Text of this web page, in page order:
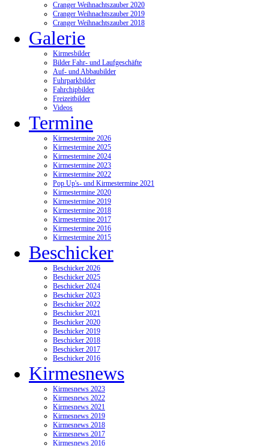
Cranger Weihnachtszauber 2020
Cranger Weihnachtszauber 2019
Cranger Weihnachtszauber 2018
Galerie
Kirmesbilder
Bilder Fahr- und Laufgeschäfte
Auf- und Abbaubilder
Fuhrparkbilder
Fahrchipbilder
Freizeitbilder
Videos
Termine
Kirmestermine 2026
Kirmestermine 2025
Kirmestermine 2024
Kirmestermine 2023
Kirmestermine 2022
Pop Up's- und Kirmestermine 2021
Kirmestermine 2020
Kirmestermine 2019
Kirmestermine 2018
Kirmestermine 2017
Kirmestermine 2016
Kirmestermine 2015
Beschicker
Beschicker 2026
Beschicker 2025
Beschicker 2024
Beschicker 2023
Beschicker 2022
Beschicker 2021
Beschicker 2020
Beschicker 2019
Beschicker 2018
Beschicker 2017
Beschicker 2016
Kirmesnews
Kirmesnews 2023
Kirmesnews 2022
Kirmesnews 2021
Kirmesnews 2019
Kirmesnews 2018
Kirmesnews 2017
Kirmesnews 2016